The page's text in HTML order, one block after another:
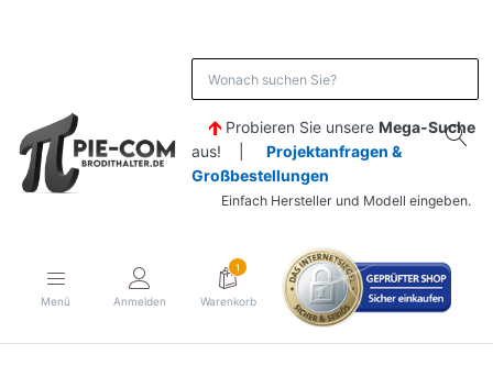
Probieren Sie unsere Mega-Suche
aus! | Projektanfragen &
Großbestellungen
Einfach Hersteller und Modell eingeben.
Menü Anmelden
1
Warenkorb